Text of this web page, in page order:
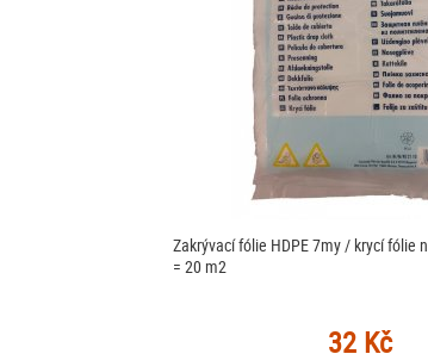
Zakrývací fólie HDPE 7my / krycí fólie
= 20 m2
32 Kč